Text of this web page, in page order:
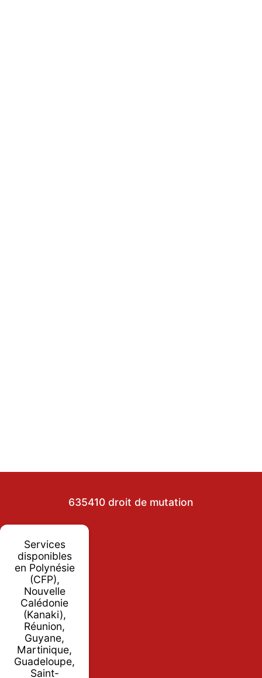
635410 droit de mutation
Services
disponibles
en Polynésie
(CFP),
Nouvelle
Calédonie
(Kanaki),
Réunion,
Guyane,
Martinique,
Guadeloupe,
Saint-